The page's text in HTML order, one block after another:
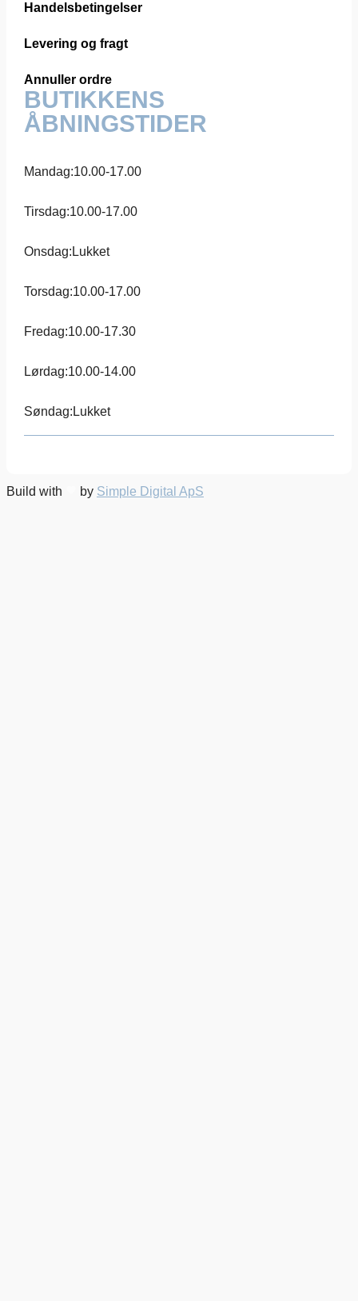
Handelsbetingelser
Levering og fragt
Annuller ordre
BUTIKKENS
ÅBNINGSTIDER
Mandag:10.00-17.00
Tirsdag:10.00-17.00
Onsdag:Lukket
Torsdag:10.00-17.00
Fredag:10.00-17.30
Lørdag:10.00-14.00
Søndag:Lukket
Build with by Simple Digital ApS